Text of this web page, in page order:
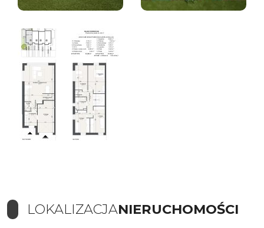
LOKALIZACJANIERUCHOMOŚCI